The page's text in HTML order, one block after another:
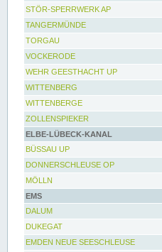
STÖR-SPERRWERK AP
TANGERMÜNDE
TORGAU
VOCKERODE
WEHR GEESTHACHT UP
WITTENBERG
WITTENBERGE
ZOLLENSPIEKER
ELBE-LÜBECK-KANAL
BÜSSAU UP
DONNERSCHLEUSE OP
MÖLLN
EMS
DALUM
DUKEGAT
EMDEN NEUE SEESCHLEUSE